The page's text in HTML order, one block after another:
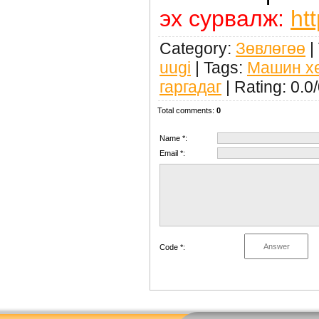
эх сурвалж:
Category: Зөвлөгөө |
uugi | Tags: Машин
гаргадаг | Rating: 0.0/
Total comments: 0
Name *:
Email *:
Code *: